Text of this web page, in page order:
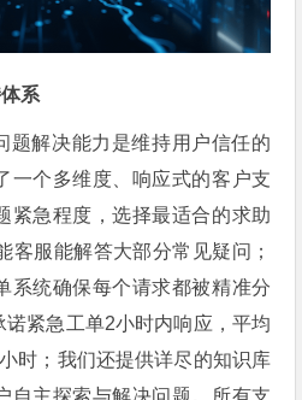
系
题解决能力是维持用户信任的
一个多维度、响应式的客户支
紧急程度，选择最适合的求助
客服能解答大部分常见疑问；
系统确保每个请求都被精准分
紧急工单2小时内响应，平均
时；我们还提供详尽的知识库
自主探索与解决问题。所有支